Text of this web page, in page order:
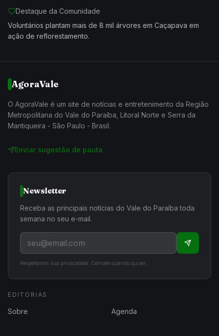
Destaque da Comunidade
Voluntários plantam mais de 8 mil árvores em Caçapava em
ação de reflorestamento.
AgoraVale
O AgoraVale é um site de notícias e entretenimento da Região
Metropolitana do Vale do Paraíba, Litoral Norte e Serra da
Mantiqueira - São Paulo - Brasil.
Enviar sugestão de pauta
Newsletter
Receba as principais notícias do Vale do Paraíba toda
semana no seu e-mail.
Respeitamos sua privacidade. Cancele quando quiser.
EDITORIAS
Sobre Agenda